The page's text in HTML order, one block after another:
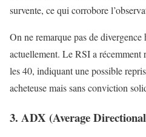
survente, ce qui corrobore
On ne remarque pas de divergence
actuellement. Le RSI a
les 40, indiquant une possible
acheteuse mais sans conviction
3. ADX (Average